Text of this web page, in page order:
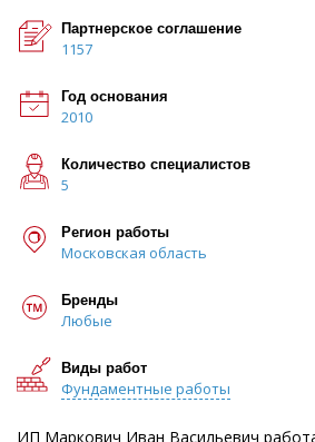
Партнерское соглашение
1157
Год основания
2010
Количество специалистов
5
Регион работы
Московская область
Бренды
Любые
Виды работ
Фундаментные работы
ИП Маркович Иван Васильевич